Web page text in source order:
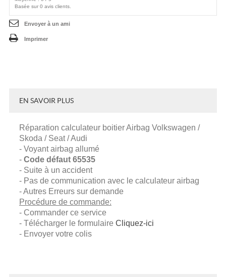
Basée sur 0 avis clients.
Envoyer à un ami
Imprimer
EN SAVOIR PLUS
Réparation calculateur boitier Airbag Volkswagen /
Skoda / Seat / Audi
- Voyant airbag allumé
- Code défaut 65535
- Suite à un accident
- Pas de communication avec le calculateur airbag
- Autres Erreurs sur demande
Procédure de commande:
- Commander ce service
- Télécharger le formulaire Cliquez-ici
- Envoyer votre colis